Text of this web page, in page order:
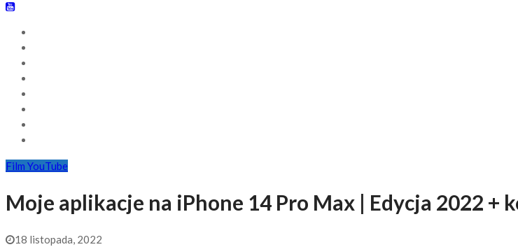
Film YouTube
Moje aplikacje na iPhone 14 Pro Max | Edycja 2022 +
18 listopada, 2022